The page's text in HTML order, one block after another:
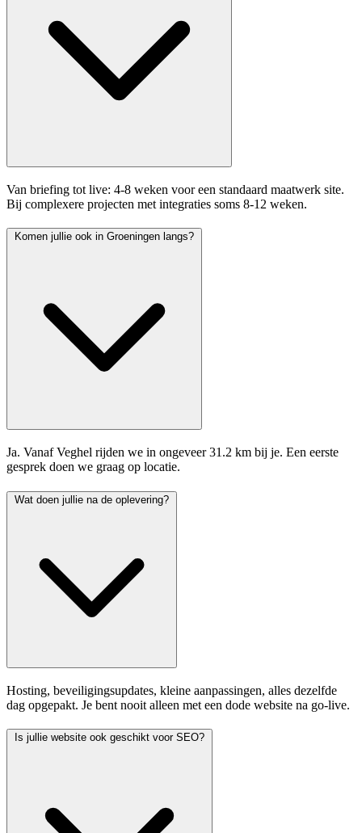
Van briefing tot live: 4-8 weken voor een standaard maatwerk site.
Bij complexere projecten met integraties soms 8-12 weken.
Komen jullie ook in Groeningen langs?
Ja. Vanaf Veghel rijden we in ongeveer 31.2 km bij je. Een eerste
gesprek doen we graag op locatie.
Wat doen jullie na de oplevering?
Hosting, beveiligingsupdates, kleine aanpassingen, alles dezelfde
dag opgepakt. Je bent nooit alleen met een dode website na go-live.
Is jullie website ook geschikt voor SEO?